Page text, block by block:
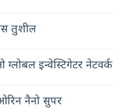
तुशील
इन्वेस्टिगेटर नेटवर्क
नैनो सुपर